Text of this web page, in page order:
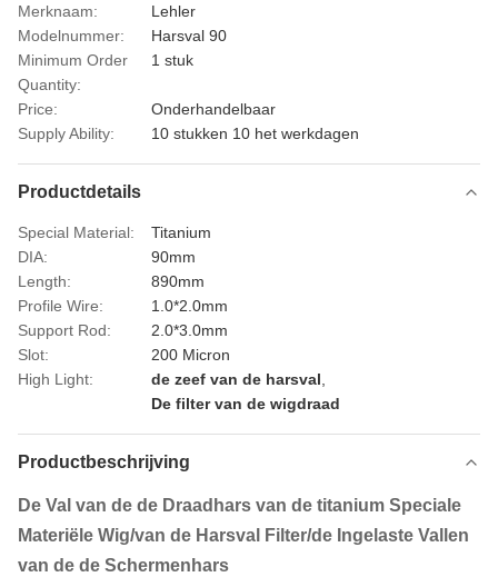
Merknaam:
Lehler
Modelnummer:
Harsval 90
Minimum Order
Quantity:
1 stuk
Price:
Onderhandelbaar
Supply Ability:
10 stukken 10 het werkdagen
Productdetails
Special Material:
Titanium
DIA:
90mm
Length:
890mm
Profile Wire:
1.0*2.0mm
Support Rod:
2.0*3.0mm
Slot:
200 Micron
High Light:
de zeef van de harsval
De filter van de wigdraad
Productbeschrijving
De Val van de de Draadhars van de titanium Speciale
Materiële Wig/van de Harsval Filter/de Ingelaste Vallen
van de de Schermenhars